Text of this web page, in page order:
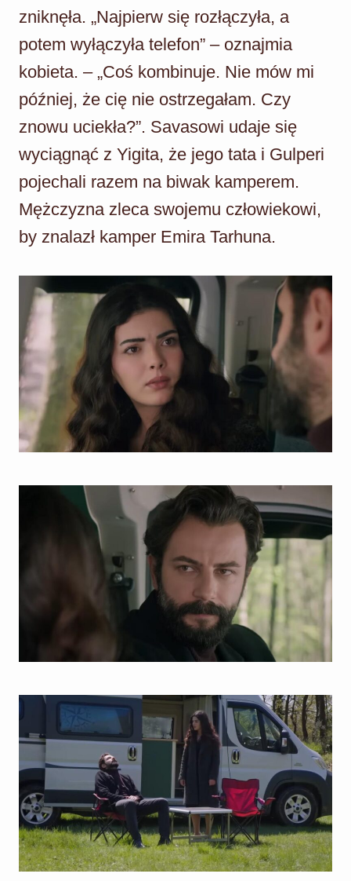
zniknęła. „Najpierw się rozłączyła, a
potem wyłączyła telefon” – oznajmia
kobieta. – „Coś kombinuje. Nie mów mi
później, że cię nie ostrzegałam. Czy
znowu uciekła?”. Savasowi udaje się
wyciągnąć z Yigita, że jego tata i Gulperi
pojechali razem na biwak kamperem.
Mężczyzna zleca swojemu człowiekowi,
by znalazł kamper Emira Tarhuna.